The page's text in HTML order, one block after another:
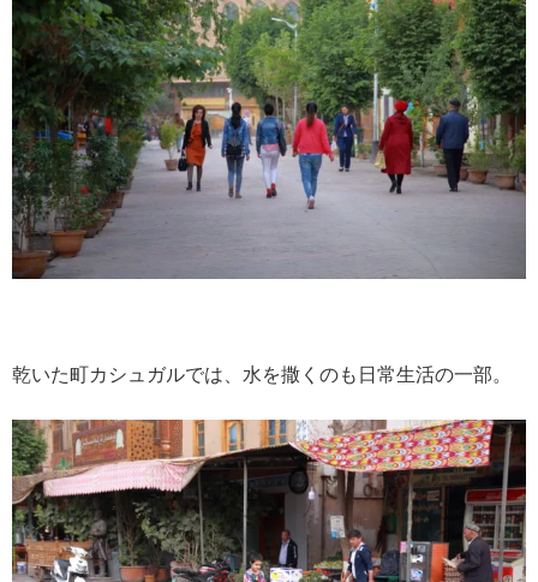
乾いた町カシュガルでは、水を撒くのも日常生活の一部。